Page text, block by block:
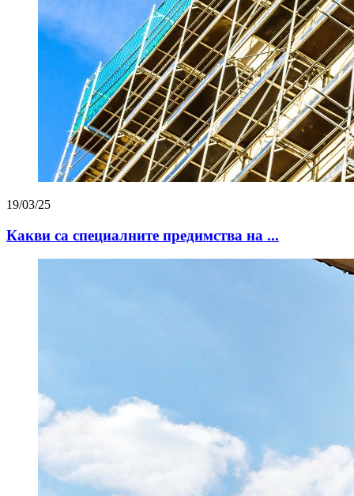
19/03/25
Какви са специалните предимства на ...